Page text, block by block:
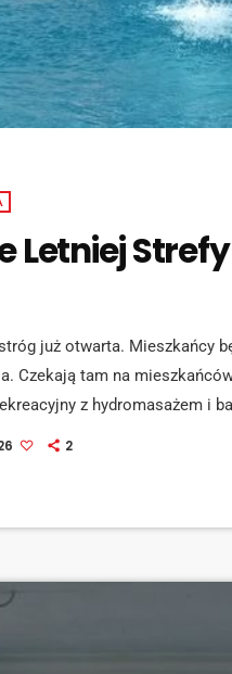
Letniej
już otwarta. Mieszkańcy
Czekają tam na
z hydromasażem i
wodnymi atrakcjami i
2